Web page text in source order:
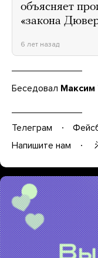
объясняет
«закона
6 лет назад
Беседовал
Телеграм
Напишите нам